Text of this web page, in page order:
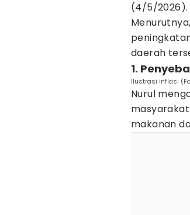
(4/5/2026).
daerah
1.
Ilustrasi inflasi
Nurul
makanan